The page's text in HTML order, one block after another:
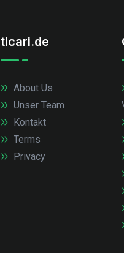
ticari.de
About Us
Unser Team
Kontakt
Terms
Privacy